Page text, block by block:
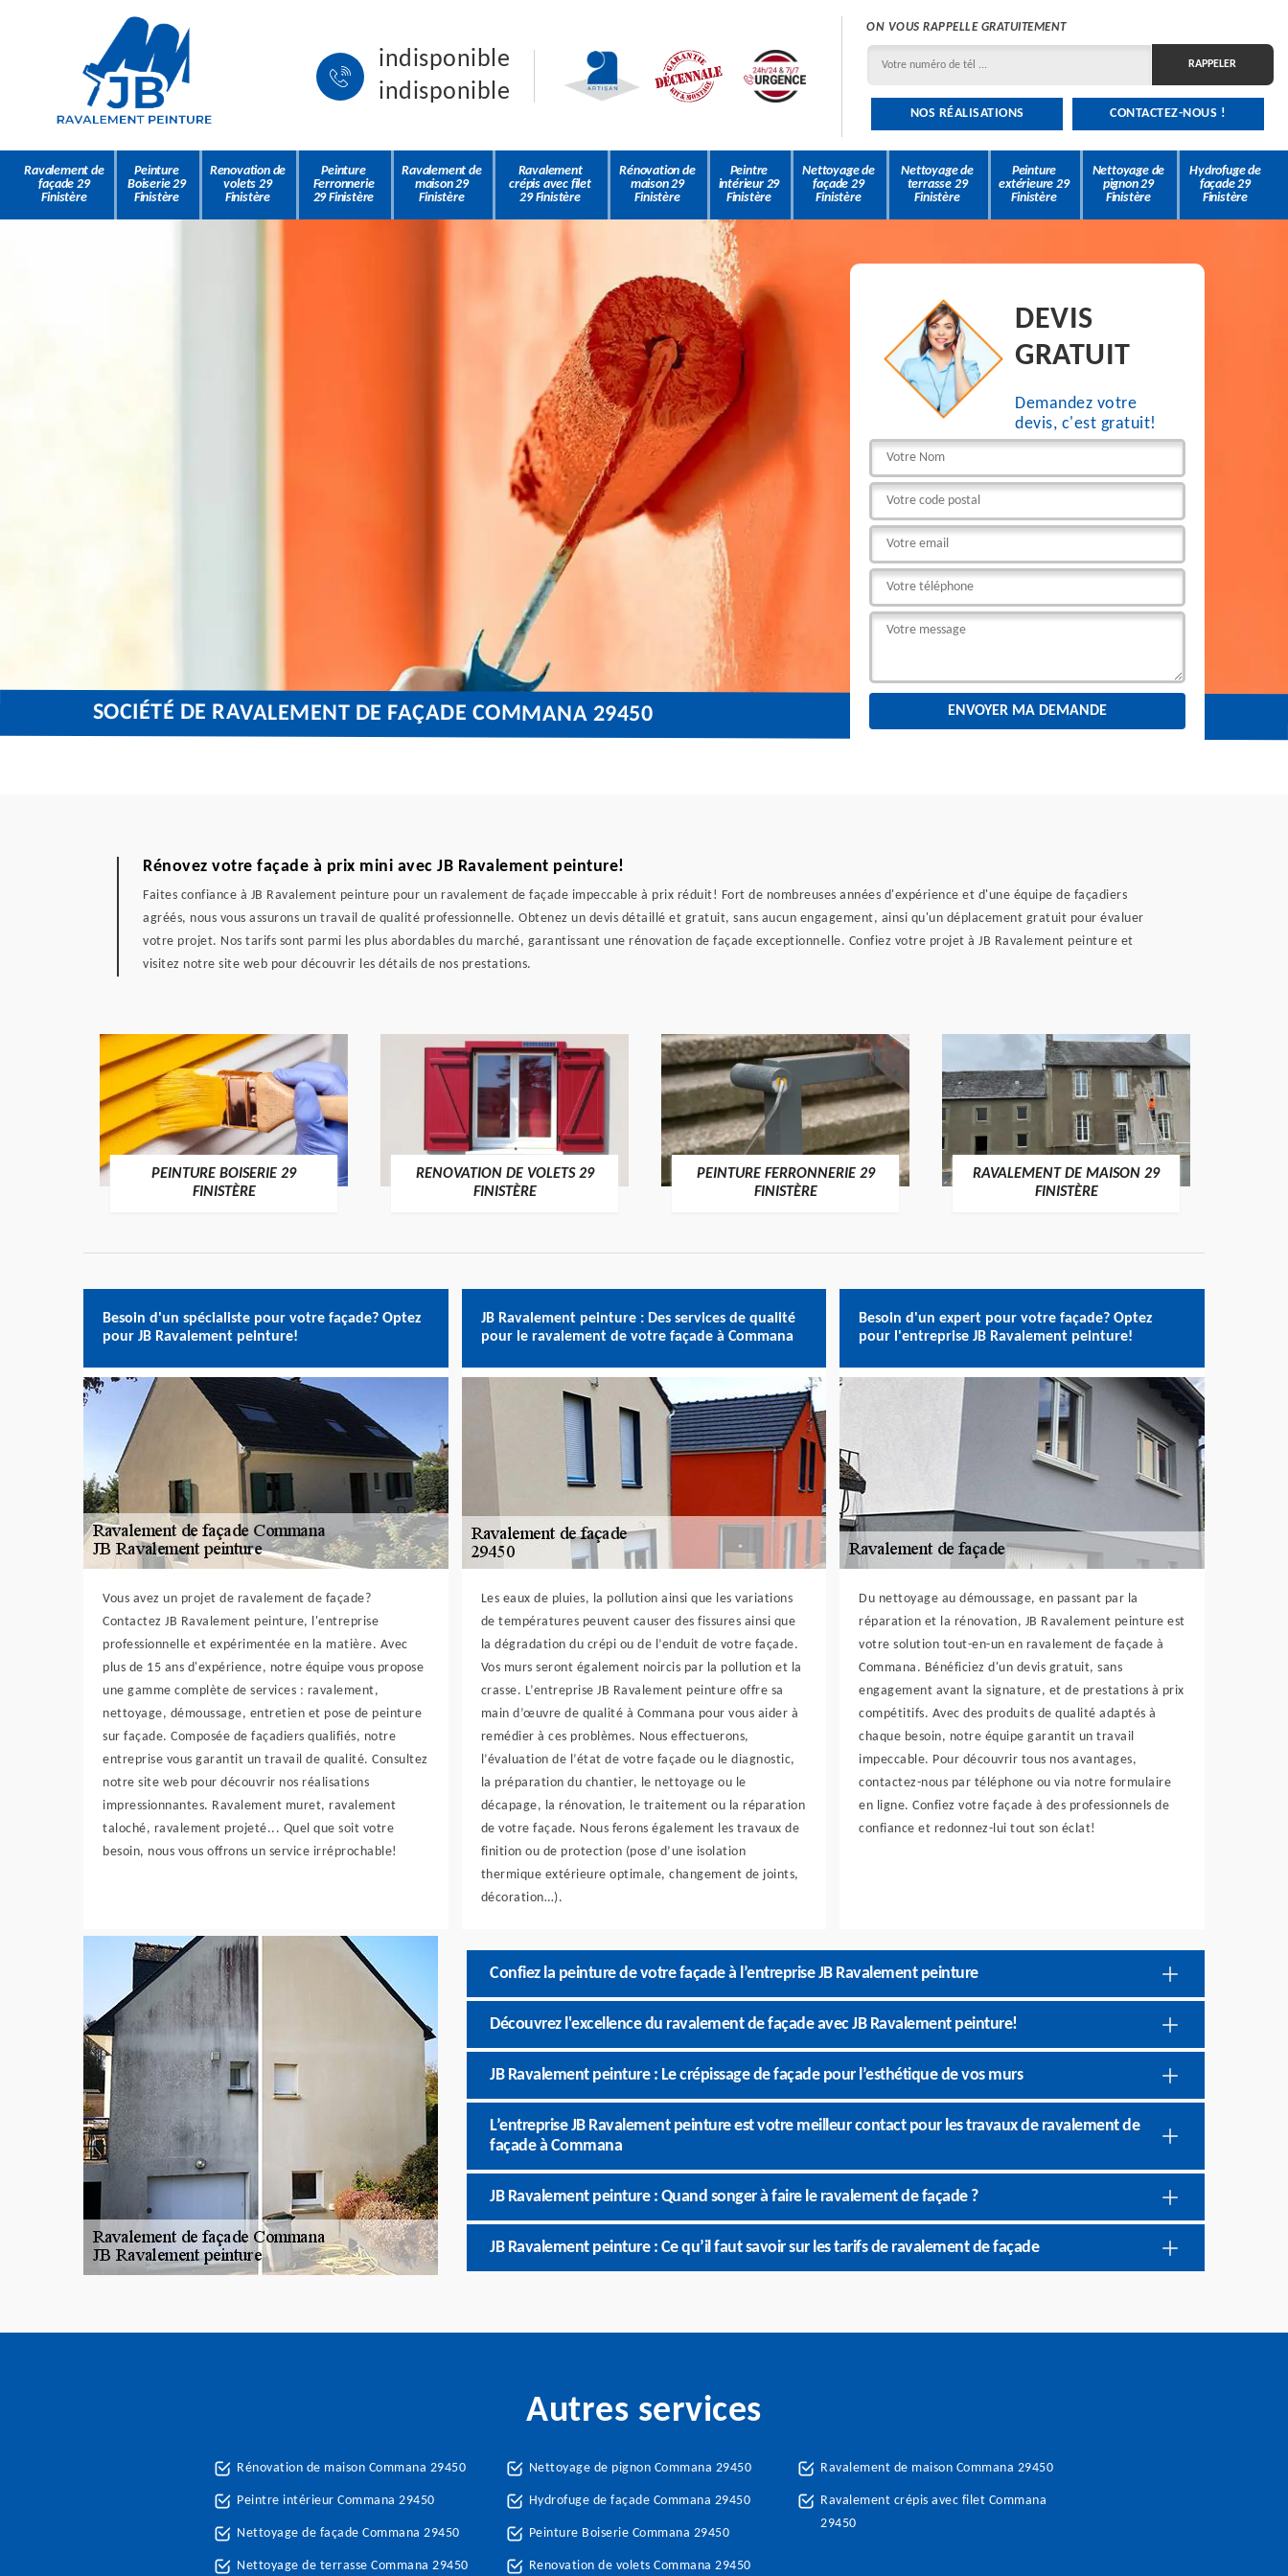
indisponible
indisponible
ON VOUS RAPPELLE GRATUITEMENT
NOS RÉALISATIONS CONTACTEZ-NOUS !
Ravalement de
façade 29
Finistère
Peinture
Boiserie 29
Finistère
Renovation de
volets 29
Finistère
Peinture
Ferronnerie
29 Finistère
Ravalement de
maison 29
Finistère
Ravalement
crépis avec filet
29 Finistère
Rénovation de
maison 29
Finistère
Peintre
intérieur 29
Finistère
Nettoyage de
façade 29
Finistère
Nettoyage de
terrasse 29
Finistère
Peinture
extérieure 29
Finistère
Nettoyage de
pignon 29
Finistère
Hydrofuge de
façade 29
Finistère
DEVIS
GRATUIT
Demandez votre
devis, c'est gratuit!
SOCIÉTÉ DE RAVALEMENT DE FAÇADE COMMANA 29450
Rénovez votre façade à prix mini avec JB Ravalement peinture!
Faites confiance à JB Ravalement peinture pour un ravalement de façade impeccable à prix réduit! Fort de nombreuses années d'expérience et d'une équipe de façadiers
agréés, nous vous assurons un travail de qualité professionnelle. Obtenez un devis détaillé et gratuit, sans aucun engagement, ainsi qu'un déplacement gratuit pour évaluer
votre projet. Nos tarifs sont parmi les plus abordables du marché, garantissant une rénovation de façade exceptionnelle. Confiez votre projet à JB Ravalement peinture et
visitez notre site web pour découvrir les détails de nos prestations.
PEINTURE BOISERIE 29
FINISTÈRE
RENOVATION DE VOLETS 29
FINISTÈRE
PEINTURE FERRONNERIE 29
FINISTÈRE
RAVALEMENT DE MAISON 29
FINISTÈRE
Besoin d'un spécialiste pour votre façade? Optez
pour JB Ravalement peinture!
Vous avez un projet de ravalement de façade?
Contactez JB Ravalement peinture, l'entreprise
professionnelle et expérimentée en la matière. Avec
plus de 15 ans d'expérience, notre équipe vous propose
une gamme complète de services : ravalement,
nettoyage, démoussage, entretien et pose de peinture
sur façade. Composée de façadiers qualifiés, notre
entreprise vous garantit un travail de qualité. Consultez
notre site web pour découvrir nos réalisations
impressionnantes. Ravalement muret, ravalement
taloché, ravalement projeté... Quel que soit votre
besoin, nous vous offrons un service irréprochable!
JB Ravalement peinture : Des services de qualité
pour le ravalement de votre façade à Commana
Les eaux de pluies, la pollution ainsi que les variations
de températures peuvent causer des fissures ainsi que
la dégradation du crépi ou de l’enduit de votre façade.
Vos murs seront également noircis par la pollution et la
crasse. L’entreprise JB Ravalement peinture offre sa
main d’œuvre de qualité à Commana pour vous aider à
remédier à ces problèmes. Nous effectuerons,
l’évaluation de l’état de votre façade ou le diagnostic,
la préparation du chantier, le nettoyage ou le
décapage, la rénovation, le traitement ou la réparation
de votre façade. Nous ferons également les travaux de
finition ou de protection (pose d’une isolation
thermique extérieure optimale, changement de joints,
décoration…).
Besoin d'un expert pour votre façade? Optez
pour l'entreprise JB Ravalement peinture!
Du nettoyage au démoussage, en passant par la
réparation et la rénovation, JB Ravalement peinture est
votre solution tout-en-un en ravalement de façade à
Commana. Bénéficiez d'un devis gratuit, sans
engagement avant la signature, et de prestations à prix
compétitifs. Avec des produits de qualité adaptés à
chaque besoin, notre équipe garantit un travail
impeccable. Pour découvrir tous nos avantages,
contactez-nous par téléphone ou via notre formulaire
en ligne. Confiez votre façade à des professionnels de
confiance et redonnez-lui tout son éclat!
Confiez la peinture de votre façade à l’entreprise JB Ravalement peinture
Découvrez l'excellence du ravalement de façade avec JB Ravalement peinture!
JB Ravalement peinture : Le crépissage de façade pour l’esthétique de vos murs
L’entreprise JB Ravalement peinture est votre meilleur contact pour les travaux de ravalement de
façade à Commana
JB Ravalement peinture : Quand songer à faire le ravalement de façade ?
JB Ravalement peinture : Ce qu’il faut savoir sur les tarifs de ravalement de façade
Autres services
Rénovation de maison Commana 29450
Peintre intérieur Commana 29450
Nettoyage de façade Commana 29450
Nettoyage de terrasse Commana 29450
Nettoyage de pignon Commana 29450
Hydrofuge de façade Commana 29450
Peinture Boiserie Commana 29450
Renovation de volets Commana 29450
Ravalement de maison Commana 29450
Ravalement crépis avec filet Commana
29450